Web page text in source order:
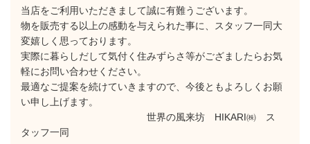
当店をご利用いただきまして誠に有難うございます。
物を販売する以上の感動を与えられた事に、スタッフ一同大
変嬉しく思っております。
実際に暮らしだして気付く住みずらさ等がござましたらお気
軽にお問い合わせください。
最適なご提案を続けていきますので、今後ともよろしくお願
い申し上げます。
世界の風来坊 HIKARI㈱ ス
タッフ一同